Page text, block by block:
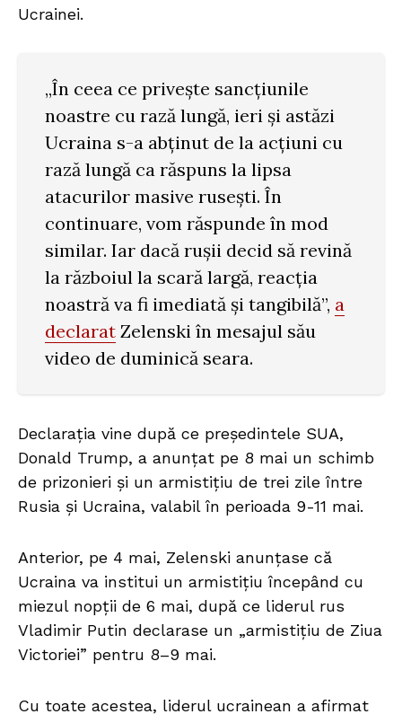
Ucrainei.
„În ceea ce privește sancțiunile
noastre cu rază lungă, ieri și astăzi
Ucraina s-a abținut de la acțiuni cu
rază lungă ca răspuns la lipsa
atacurilor masive rusești. În
continuare, vom răspunde în mod
similar. Iar dacă rușii decid să revină
la războiul la scară largă, reacția
noastră va fi imediată și tangibilă”, a
declarat Zelenski în mesajul său
video de duminică seara.
Declarația vine după ce președintele SUA,
Donald Trump, a anunțat pe 8 mai un schimb
de prizonieri și un armistițiu de trei zile între
Rusia și Ucraina, valabil în perioada 9-11 mai.
Anterior, pe 4 mai, Zelenski anunțase că
Ucraina va institui un armistițiu începând cu
miezul nopții de 6 mai, după ce liderul rus
Vladimir Putin declarase un „armistițiu de Ziua
Victoriei” pentru 8–9 mai.
Cu toate acestea, liderul ucrainean a afirmat